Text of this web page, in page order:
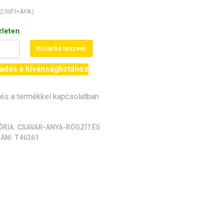
276Ft+ÁFA)
Kosárba teszem
a kívánságlistához
a termékkel kapcsolatban
CSAVAR-ANYA-RÖGZÍTÉS
T46361